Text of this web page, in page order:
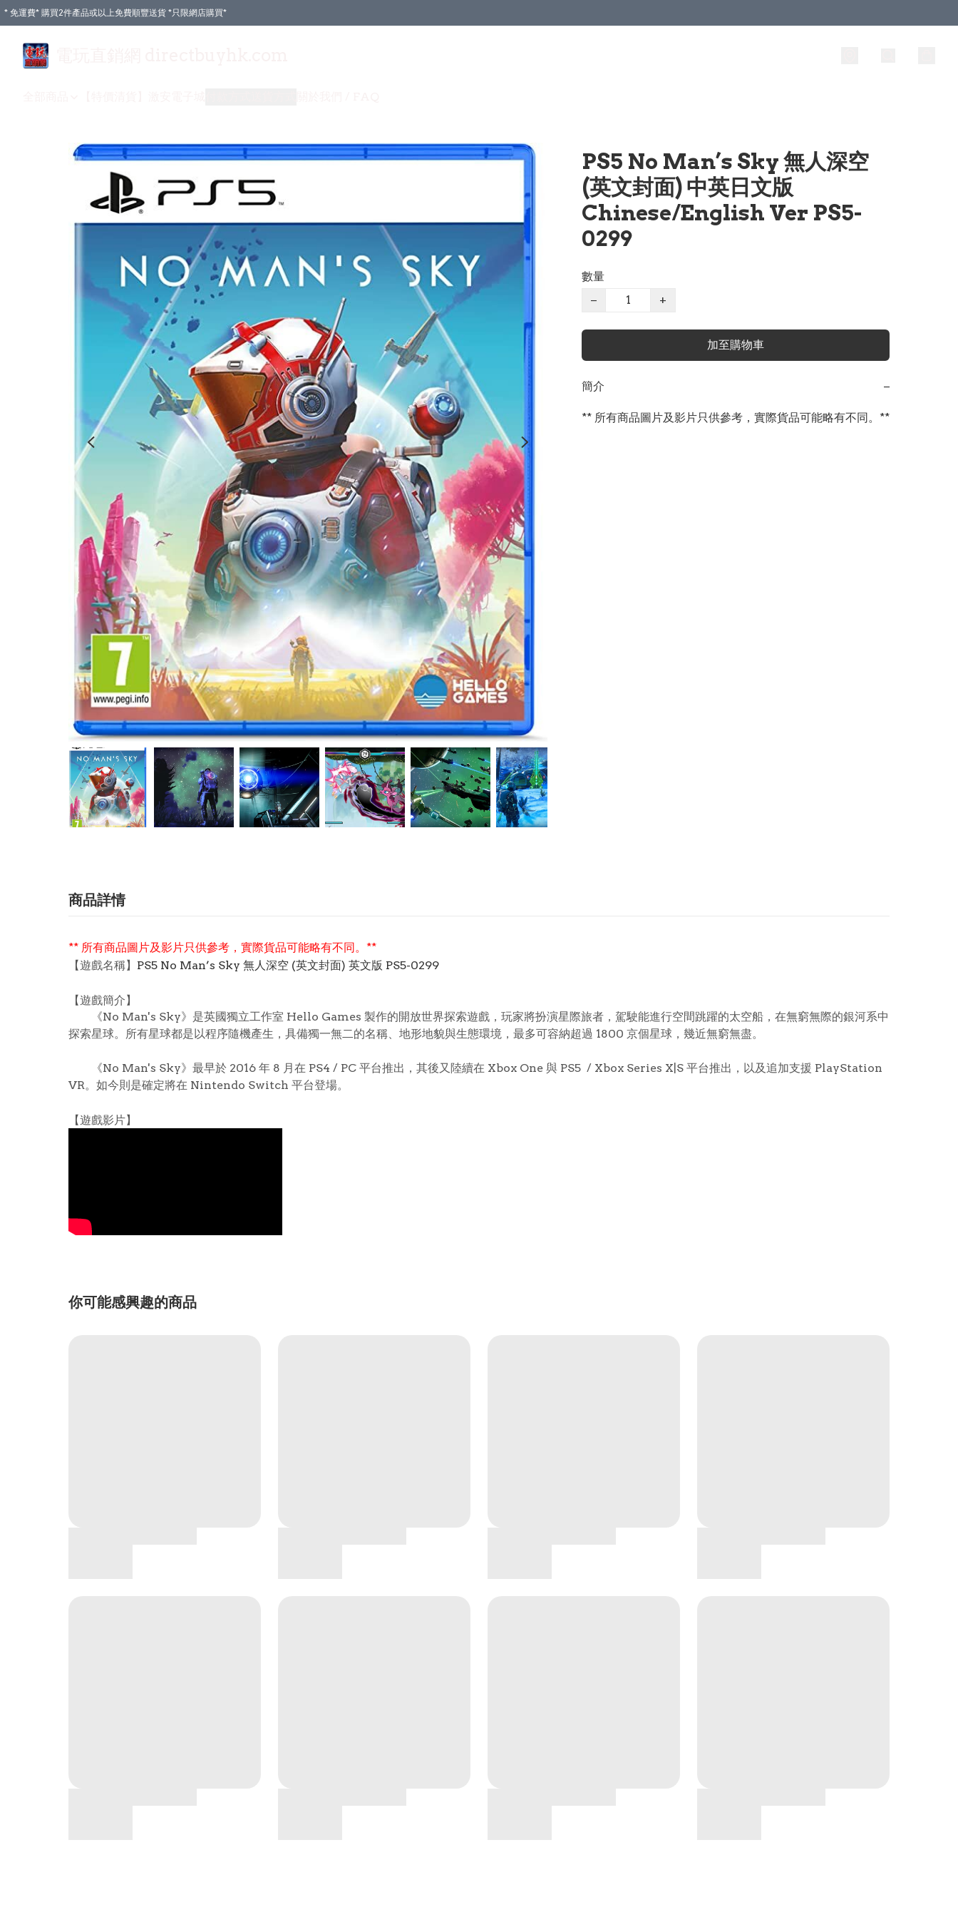
* 免運費* 購買2件產品或以上免費順豐送貨 *只限網店購買*
PS5 No Man’s Sky 無人深空
(英文封面) 中英日文版
Chinese/English Ver PS5-
0299
數量
−
+
加至購物車
簡介 −
** 所有商品圖片及影片只供參考，實際貨品可能略有不同。**
商品詳情
** 所有商品圖片及影片只供參考，實際貨品可能略有不同。**
【遊戲名稱】 PS5 No Man’s Sky 無人深空 (英文封面) 英文版 PS5-0299
【遊戲簡介】
《No Man's Sky》是英國獨立工作室 Hello Games 製作的開放世界探索遊戲，玩家將扮演星際旅者，駕駛能進行空間跳躍的太空船，在無窮無際的銀河系中
探索星球。所有星球都是以程序隨機產生，具備獨一無二的名稱、地形地貌與生態環境，最多可容納超過 1800 京個星球，幾近無窮無盡。
《No Man's Sky》最早於 2016 年 8 月在 PS4 / PC 平台推出，其後又陸續在 Xbox One 與 PS5 / Xbox Series X|S 平台推出，以及追加支援 PlayStation
VR。如今則是確定將在 Nintendo Switch 平台登場。
【遊戲影片】
你可能感興趣的商品